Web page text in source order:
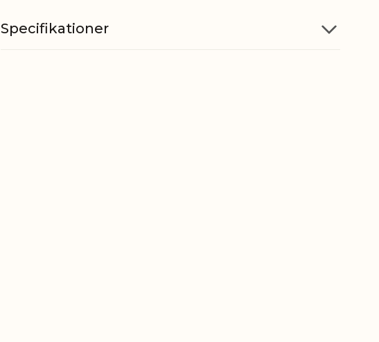
Specifikationer